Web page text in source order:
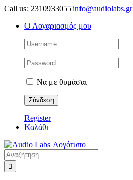
Μετάβαση
περιεχόμενο
Call us: 2310933055|info@audiolabs.gr
Ο Λογαριασμός μου
Να με θυμάσαι
Register
Καλάθι
Αναζήτηση
για: